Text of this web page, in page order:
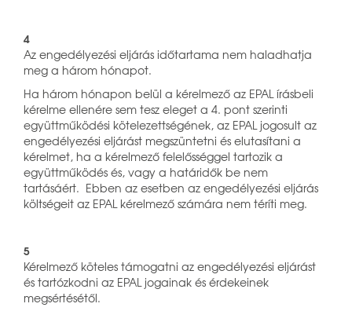
4
Az engedélyezési eljárás időtartama nem haladhatja
meg a három hónapot.
Ha három hónapon belül a kérelmező az EPAL írásbeli
kérelme ellenére sem tesz eleget a 4. pont szerinti
együttműködési kötelezettségének, az EPAL jogosult az
engedélyezési eljárást megszüntetni és elutasítani a
kérelmet, ha a kérelmező felelősséggel tartozik a
együttműködés és, vagy a határidők be nem
tartásáért. Ebben az esetben az engedélyezési eljárás
költségeit az EPAL kérelmező számára nem téríti meg.
5
Kérelmező köteles támogatni az engedélyezési eljárást
és tartózkodni az EPAL jogainak és érdekeinek
megsértésétől.